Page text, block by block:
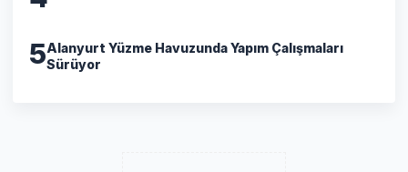
5Alanyurt Yüzme Havuzunda Yapım Çalışmaları
Sürüyor